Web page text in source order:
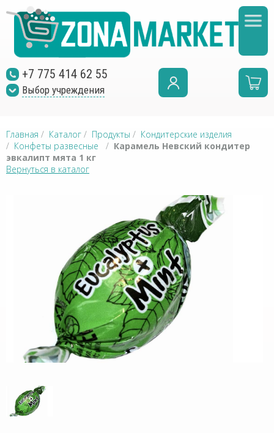
+7 775 414 62 55
Выбор учреждения
Главная / Каталог / Продукты / Кондитерские изделия
/ Конфеты развесные / Карамель Невский кондитер
эвкалипт мята 1 кг
Вернуться в каталог